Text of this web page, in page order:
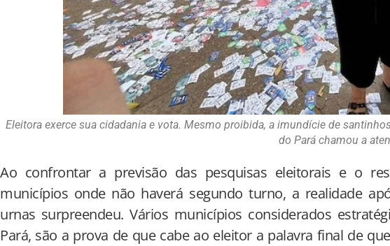
Eleitora exerce sua cidadania e vota. Mesmo proibida, a imundície de
do Pará chamou a
Ao confrontar a previsão das pesquisas eleitorais e o
municípios onde não haverá segundo turno, a realidade
urnas surpreendeu. Vários municípios considerados
Pará, são a prova de que cabe ao eleitor a palavra final de